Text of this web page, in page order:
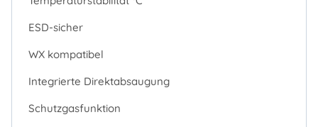
ESD-sicher
WX kompatibel
Integrierte Direktabsaugung
Schutzgasfunktion